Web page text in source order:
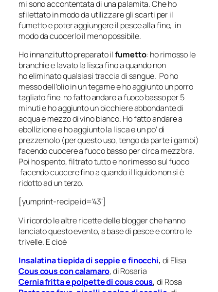
mi sono accontentata di una palamita. Che ho
sfilettato in modo da utilizzare gli scarti per il
fumetto e poter aggiungere il pesce alla fine, in
modo da cuocerlo il meno possibile.
Ho innanzitutto preparato ilfumetto: ho rimosso le
branchie e lavato la lisca fino a quando non
ho eliminato qualsiasi traccia di sangue. Po ho
messo dell’olio in un tegame e ho aggiunto un porro
tagliato fine ho fatto andare a fuoco basso per 5
minuti e ho aggiunto un bicchiere abbondante di
acqua e mezzo di vino bianco. Ho fatto andare a
ebollizione e ho aggiunto la lisca e un po’ di
prezzemolo (per questo uso, tengo da parte i gambi)
facendo cuocere a fuoco basso per circa mezz’ora.
Poi ho spento, filtrato tutto e ho rimesso sul fuoco
facendo cuocere fino a quando il liquido non si è
ridotto ad un terzo.
[yumprint-recipe id=’43’]
Vi ricordo le altre ricette delle blogger che hanno
lanciato questo evento, a base di pesce e contro le
trivelle. E cioé
Insalatina tiepida di seppie e finocchi, di Elisa
Cous cous con calamaro, di Rosaria
Cernia fritta e polpette di cous cous, di Rosa